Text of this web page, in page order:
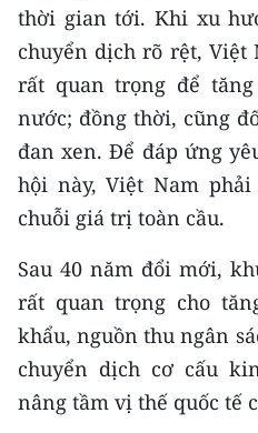
thời gian tới. Khi xu
chuyển dịch rõ rệt,
rất quan trọng để
nước; đồng thời, cũng
đan xen. Để đáp ứng
hội này, Việt Nam
chuỗi giá trị toàn cầu.
Sau 40 năm đổi mới,
rất quan trọng cho
khẩu, nguồn thu ngân
chuyển dịch cơ cấu
nâng tầm vị thế quốc tế